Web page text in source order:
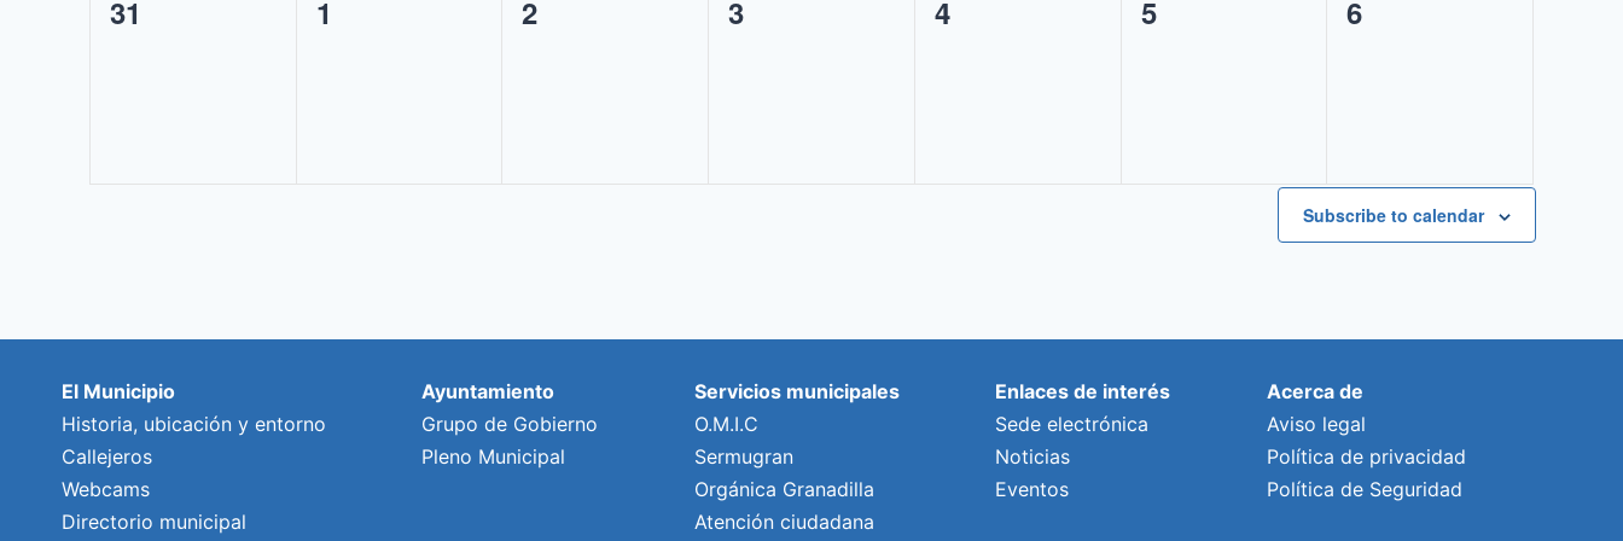
0
31
0
1
0
2
0
3
0
4
0
5
0
6
Subscribe to calendar
El Municipio
Historia, ubicación y entorno
Callejeros
Webcams
Directorio municipal
Ayuntamiento
Grupo de Gobierno
Pleno Municipal
Servicios municipales
O.M.I.C
Sermugran
Orgánica Granadilla
Atención ciudadana
Enlaces de interés
Sede electrónica
Noticias
Eventos
Acerca de
Aviso legal
Política de privacidad
Política de Seguridad